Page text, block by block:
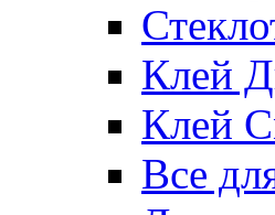
Клей
Клей
Все